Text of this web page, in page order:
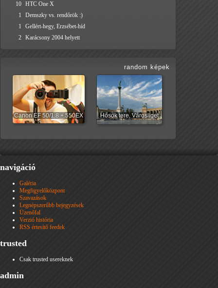
10 HTC One X
1
Demszky vs. rendőrök :)
1
Gellért-hegy, Erzsébet-híd
2 Karácsony 2004 helyett
random képek
Canon EF 50/1.8 + 550EX Hősök tere, Városliget
navigáció
Galéria
Megfigyelőközpont
Szavazások
Legnépszerűbb bejegyzések
Üzenőfal
Verzió história
RSS értesítő feedek
trusted
Csak trusted usereknek
admin